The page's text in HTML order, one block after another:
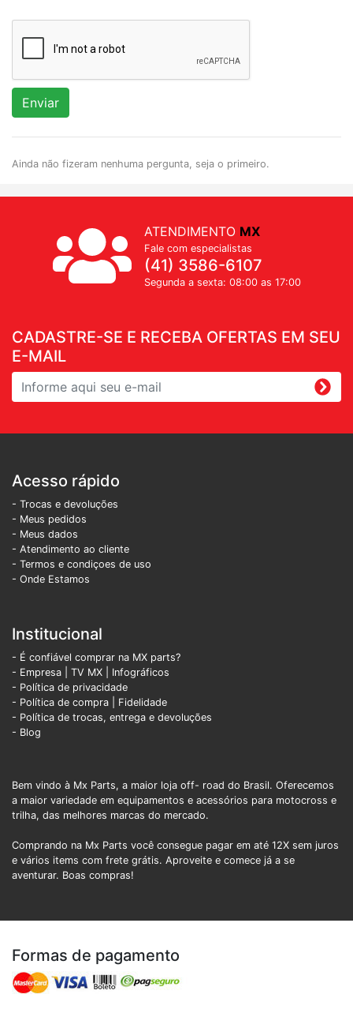
Enviar
Ainda não fizeram nenhuma pergunta, seja o primeiro.
CADASTRE-SE E RECEBA OFERTAS EM SEU
E-MAIL
ATENDIMENTO MX
Fale com especialistas
(41) 3586-6107
Segunda a sexta: 08:00 as 17:00
Acesso rápido
- Trocas e devoluções
- Meus pedidos
- Meus dados
- Atendimento ao cliente
- Termos e condiçoes de uso
- Onde Estamos
Institucional
- É confiável comprar na MX parts?
- Empresa
TV MX
Infográficos
- Política de privacidade
- Política de compra | Fidelidade
- Política de trocas, entrega e devoluções
- Blog
Bem vindo à Mx Parts, a maior loja off- road do Brasil. Oferecemos
a maior variedade em equipamentos e acessórios para motocross e
trilha, das melhores marcas do mercado.
Comprando na Mx Parts você consegue pagar em até 12X sem juros
e vários items com frete grátis. Aproveite e comece já a se
aventurar. Boas compras!
Formas de pagamento